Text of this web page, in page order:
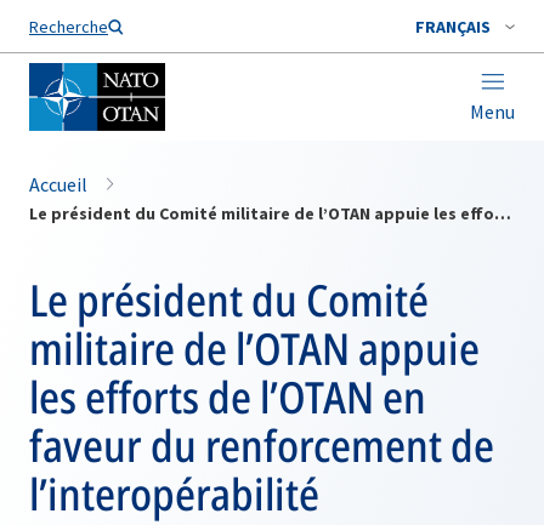
Recherche FRANÇAIS
Menu
Nom de famille*
Accueil
Le président du Comité militaire de l’OTAN appuie les efforts de l’OTAN en faveur du renforcement de l’interopérabilité
Le président du Comité
militaire de l’OTAN appuie
les efforts de l’OTAN en
faveur du renforcement de
l’interopérabilité